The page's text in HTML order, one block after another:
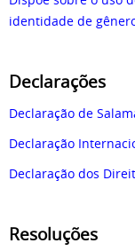
identidade de
Declarações
Declaração de
Declaração
Declaração dos
Resoluções